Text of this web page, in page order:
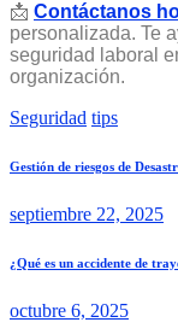
📩 Contáctanos
personalizada. Te
seguridad laboral
organización.
Seguridad tips
Gestión de riesgos de
septiembre 22, 2025
¿Qué es un accidente de
octubre 6, 2025